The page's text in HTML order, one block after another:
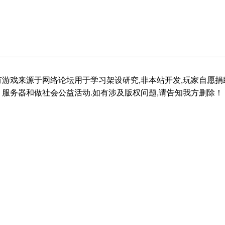
戏来源于网络论坛用于学习架设研究,非本站开发,玩家自愿
服务器和做社会公益活动.如有涉及版权问题,请告知我方删除！